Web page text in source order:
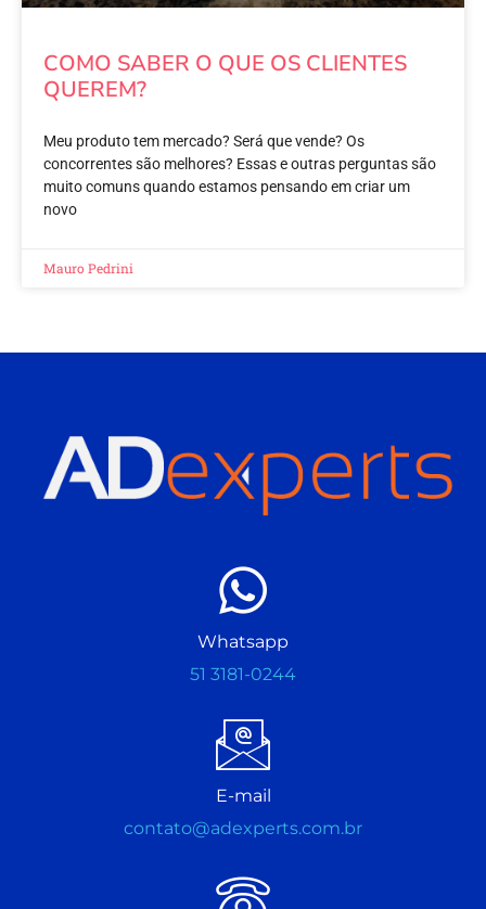
COMO SABER O QUE OS CLIENTES
QUEREM?
Meu produto tem mercado? Será que vende? Os
concorrentes são melhores? Essas e outras perguntas são
muito comuns quando estamos pensando em criar um
novo
Mauro Pedrini
Whatsapp
51 3181-0244
E-mail
contato@adexperts.com.br